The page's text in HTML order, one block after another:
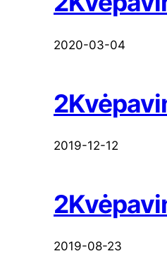
2020-03-04
2019-12-12
2019-08-23